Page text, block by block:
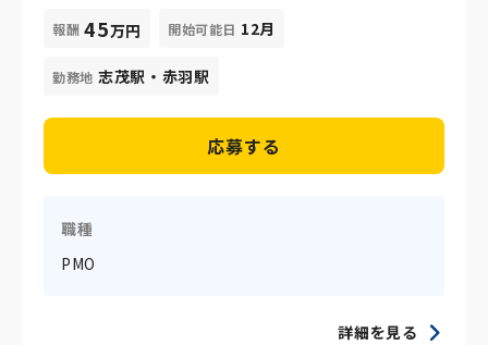
報酬 45万円 開始可能日 12月
勤務地 志茂駅・赤羽駅
応募する
職種
PMO
詳細を見る